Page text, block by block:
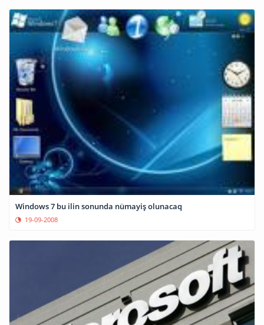
Windows 7 bu ilin sonunda nümayiş olunacaq
19-09-2008